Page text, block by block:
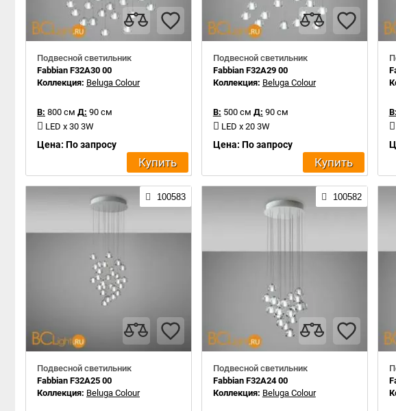
Подвесной светильник
Fabbian F32A30 00
Коллекция: Beluga Colour
В: 800 см Д: 90 см
LED x 30 3W
Цена: По запросу
Купить
Подвесной светильник
Fabbian F32A29 00
Коллекция: Beluga Colour
В: 500 см Д: 90 см
LED x 20 3W
Цена: По запросу
Купить
В:
100583
Подвесной светильник
Fabbian F32A25 00
Коллекция: Beluga Colour
100582
Подвесной светильник
Fabbian F32A24 00
Коллекция: Beluga Colour